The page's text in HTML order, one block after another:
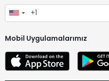
Mobil Uygulamalarımız